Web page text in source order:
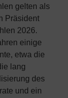
gelten als
Präsident
2026.
einige
etwa die
lang
des
und ein